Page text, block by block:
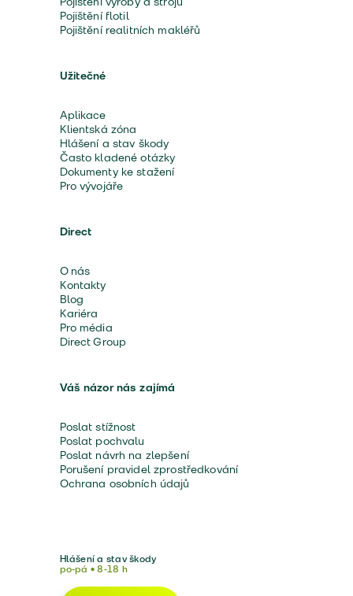
Pojištění flotil
Pojištění realitních makléřů
Užitečné
Aplikace
Klientská zóna
Hlášení a stav škody
Často kladené otázky
Dokumenty ke stažení
Pro vývojáře
Direct
O nás
Kontakty
Blog
Kariéra
Pro média
Direct Group
Váš názor nás zajímá
Poslat stížnost
Poslat pochvalu
Poslat návrh na zlepšení
Porušení pravidel zprostředkování
Ochrana osobních údajů
Hlášení a stav škody
po-pá • 8-18 h